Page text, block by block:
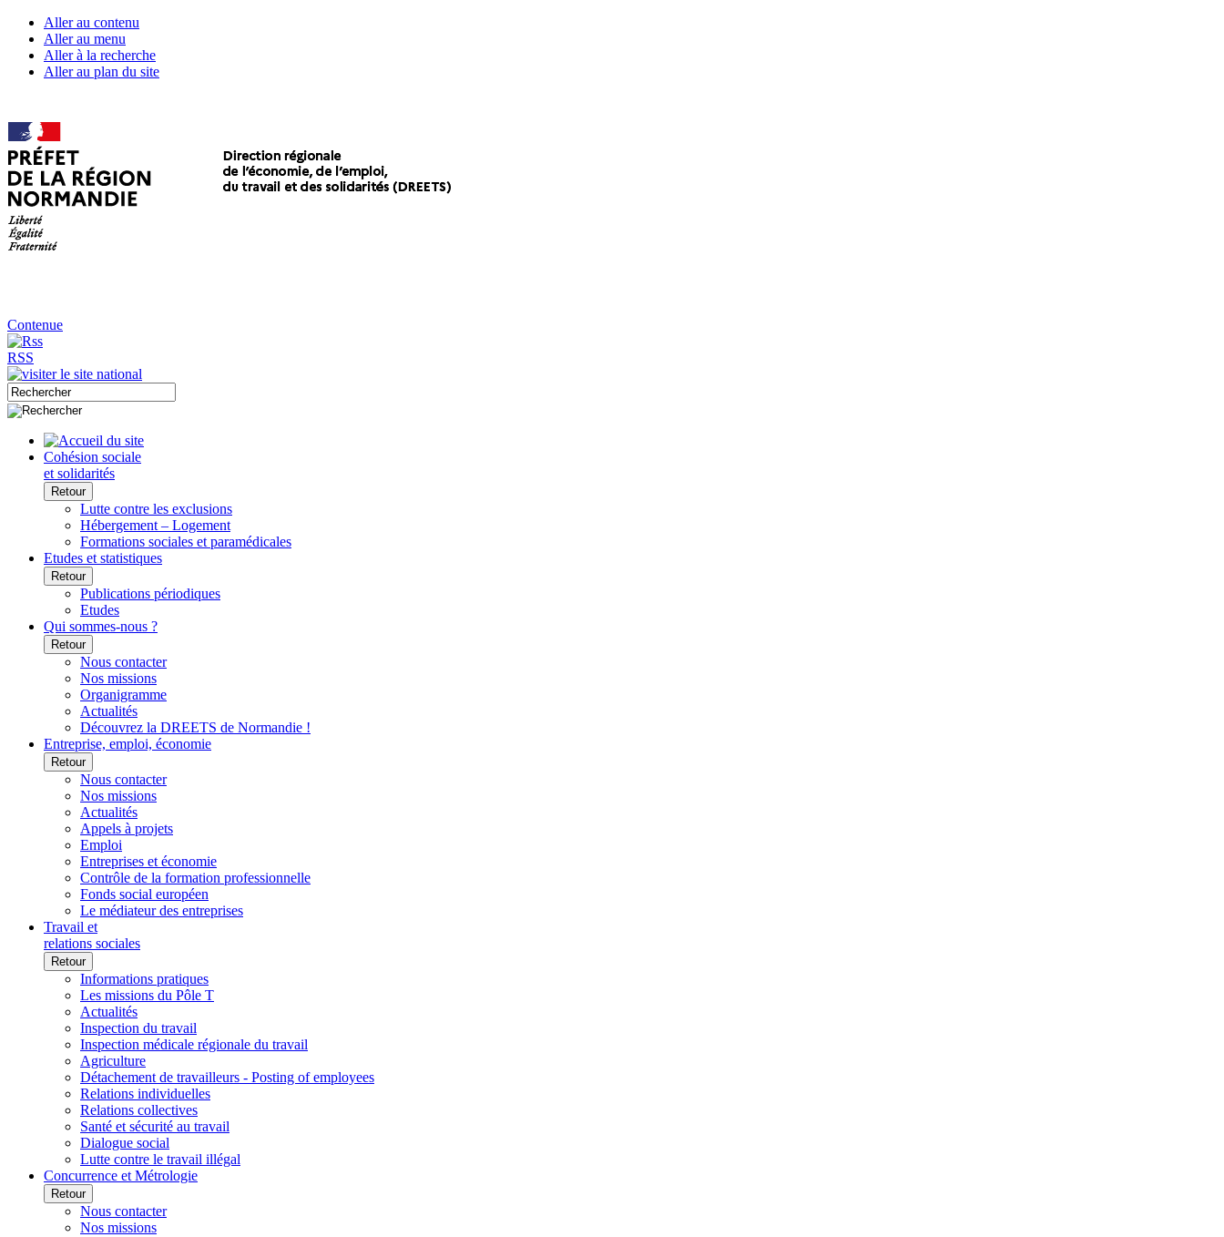
Aller au contenu
Aller au menu
Aller à la recherche
Aller au plan du site
Contenue
RSS
Cohésion sociale
et solidarités
Retour
Lutte contre les exclusions
Hébergement – Logement
Formations sociales et paramédicales
Etudes et statistiques
Retour
Publications périodiques
Etudes
Qui sommes-nous ?
Retour
Nous contacter
Nos missions
Organigramme
Actualités
Découvrez la DREETS de Normandie !
Entreprise, emploi, économie
Retour
Nous contacter
Nos missions
Actualités
Appels à projets
Emploi
Entreprises et économie
Contrôle de la formation professionnelle
Fonds social européen
Le médiateur des entreprises
Travail et
relations sociales
Retour
Informations pratiques
Les missions du Pôle T
Actualités
Inspection du travail
Inspection médicale régionale du travail
Agriculture
Détachement de travailleurs - Posting of employees
Relations individuelles
Relations collectives
Santé et sécurité au travail
Dialogue social
Lutte contre le travail illégal
Concurrence et Métrologie
Retour
Nous contacter
Nos missions